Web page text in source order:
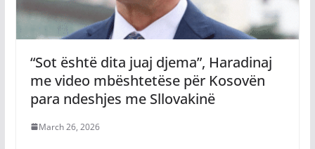
“Sot është dita juaj djema”, Haradinaj
me video mbështetëse për Kosovën
para ndeshjes me Sllovakinë
March 26, 2026